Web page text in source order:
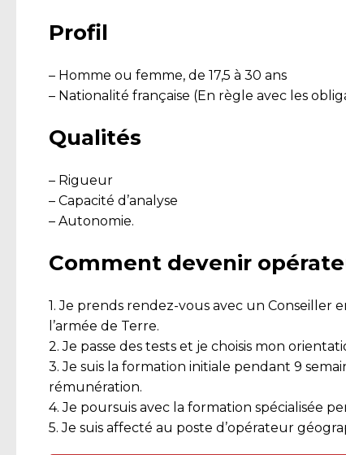
Profil
– Homme ou femme, de 17,5 à 30 ans
– Nationalité française (En règle avec les
Qualités
– Rigueur
– Capacité d’analyse
– Autonomie.
Comment devenir
1. Je prends rendez-vous avec un
l’armée de Terre.
2. Je passe des tests et je choisis mon
3. Je suis la formation initiale pendant 9
rémunération.
4. Je poursuis avec la formation spécialisée
5. Je suis affecté au poste d’opérateur